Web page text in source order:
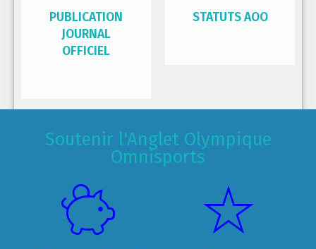
PUBLICATION
JOURNAL
OFFICIEL
STATUTS AOO
Soutenir l'Anglet Olympique
Omnisports